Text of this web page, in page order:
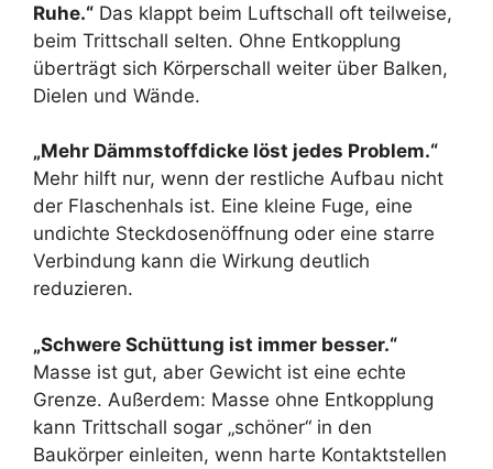
Ruhe.“ Das klappt beim Luftschall oft teilweise,
beim Trittschall selten. Ohne Entkopplung
überträgt sich Körperschall weiter über Balken,
Dielen und Wände.
„Mehr Dämmstoffdicke löst jedes Problem.“
Mehr hilft nur, wenn der restliche Aufbau nicht
der Flaschenhals ist. Eine kleine Fuge, eine
undichte Steckdosenöffnung oder eine starre
Verbindung kann die Wirkung deutlich
reduzieren.
„Schwere Schüttung ist immer besser.“
Masse ist gut, aber Gewicht ist eine echte
Grenze. Außerdem: Masse ohne Entkopplung
kann Trittschall sogar „schöner“ in den
Baukörper einleiten, wenn harte Kontaktstellen